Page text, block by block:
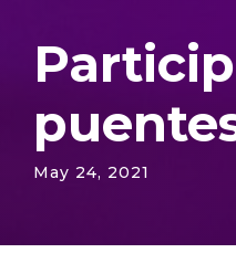
May 24, 2021